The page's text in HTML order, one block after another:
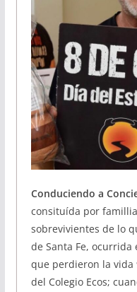
Conduciendo a
consituída por
sobrevivientes de lo
de Santa Fe, ocurrida
que perdieron la vida
del Colegio Ecos;